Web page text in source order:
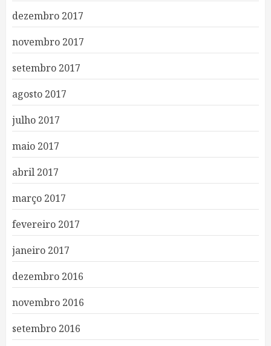
dezembro 2017
novembro 2017
setembro 2017
agosto 2017
julho 2017
maio 2017
abril 2017
março 2017
fevereiro 2017
janeiro 2017
dezembro 2016
novembro 2016
setembro 2016